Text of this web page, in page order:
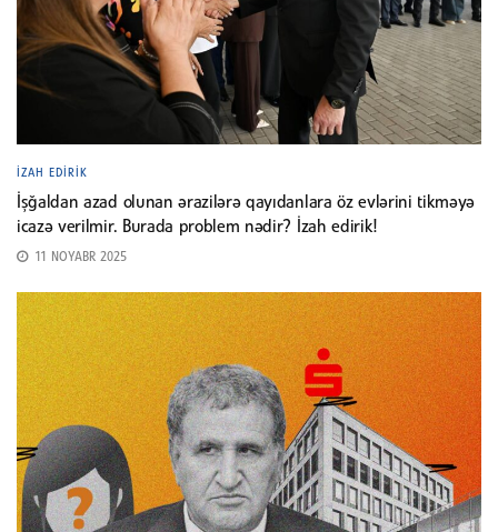
İZAH EDIRIK
İşğaldan azad olunan ərazilərə qayıdanlara öz evlərini tikməyə
icazə verilmir. Burada problem nədir? İzah edirik!
11 NOYABR 2025